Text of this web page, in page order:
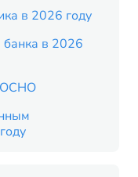
в 2026 году
в 2026
ОСНО